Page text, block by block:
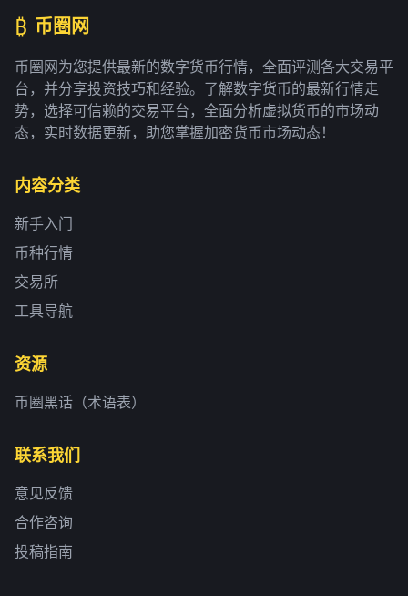
₿ 币圈网
币圈网为您提供最新的数字货币行情，全面评测各大交易平
台，并分享投资技巧和经验。了解数字货币的最新行情走
势，选择可信赖的交易平台，全面分析虚拟货币的市场动
态，实时数据更新，助您掌握加密货币市场动态！
内容分类
新手入门
币种行情
交易所
工具导航
资源
币圈黑话（术语表）
联系我们
意见反馈
合作咨询
投稿指南